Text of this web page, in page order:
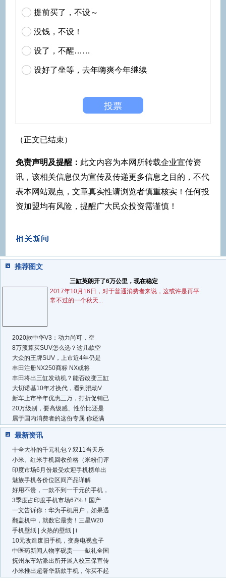
提前买了，不设～
没钱，不设！
设了，不醒……
设好了坐等，去年嗨爽今年继续
投票
（正文已结束）
免责声明及提醒： 此文内容为本网所转载企业宣传资
讯，该相关信息仅为宣传及传递更多信息之目的，不代
表本网站观点，文章真实性请浏览者慎重核实！任何投
资加盟均有风险，提醒广大民众投资需谨慎！
推荐图文
三缸英朗开了6万公里，现在稳定
2017年10月16日，对于普通消费者来说，这或许是再平
常不过的一个秋天...
2020款中华V3：动力尚可，空
8万预算买SUV怎么选？这几款空
大众的王牌SUV，上市近4年仍是
丰田注册NX250商标 NX或将
丰田将出三缸发动机？能否改变三缸
大切诺基10年才换代，看到混动V
新车上市半年优惠三万，打折促销已
20万级别，要高级感、性价比还是
属于国内消费者的这份专属 你还满
最新资讯
十全大补的千元礼包？双11当天乐
小米、红米手机回收价格（米粉们评
印度市场6月份最受欢迎手机榜单出
魅族手机各价位区间产品详解
好用不贵，一款不到一千元的手机，
3季度占印度手机市场67%！国产
一文告诉你：华为手机用户，如果遇
翻盖机中，就数它最贵！三星W20
手机壁纸 | 火热的壁纸 | i
10元改造废旧手机，变身电视盒子
中医药新闻人物李砚贵——献礼全国
抚州东车站派出所开展入校三保宣传
小米推出超奢华新款手机，你买不起